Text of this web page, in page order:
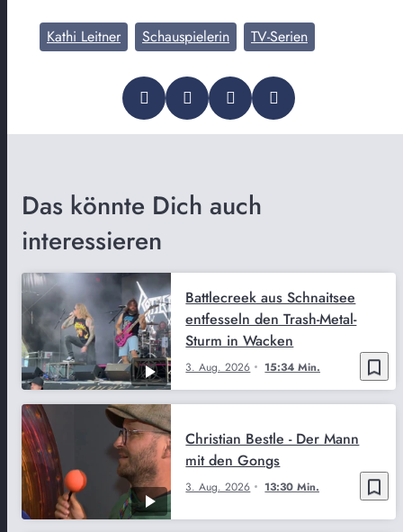
Kathi Leitner Schauspielerin TV-Serien
Das könnte Dich auch
interessieren
bookmark_border
3. Aug. 2026 15:34 Min.
Battlecreek aus Schnaitsee
entfesseln den Trash-Metal-
Sturm in Wacken
bookmark_border
3. Aug. 2026 13:30 Min.
Christian Bestle - Der Mann
mit den Gongs